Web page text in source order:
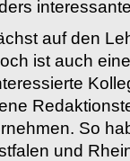
auf den
ist auch
So
und